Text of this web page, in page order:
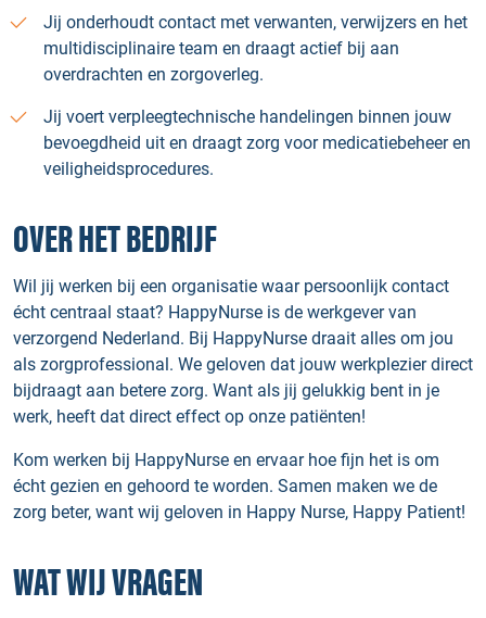
Jij onderhoudt contact met verwanten, verwijzers en het
multidisciplinaire team en draagt actief bij aan
overdrachten en zorgoverleg.
Jij voert verpleegtechnische handelingen binnen jouw
bevoegdheid uit en draagt zorg voor medicatiebeheer en
veiligheidsprocedures.
OVER HET BEDRIJF
Wil jij werken bij een organisatie waar persoonlijk contact
écht centraal staat? HappyNurse is de werkgever van
verzorgend Nederland. Bij HappyNurse draait alles om jou
als zorgprofessional. We geloven dat jouw werkplezier direct
bijdraagt aan betere zorg. Want als jij gelukkig bent in je
werk, heeft dat direct effect op onze patiënten!
Kom werken bij HappyNurse en ervaar hoe fijn het is om
écht gezien en gehoord te worden. Samen maken we de
zorg beter, want wij geloven in Happy Nurse, Happy Patient!
WAT WIJ VRAGEN